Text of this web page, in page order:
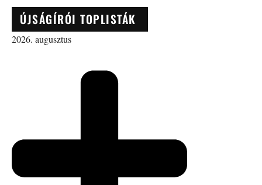
ÚJSÁGÍRÓI TOPLISTÁK
2026. augusztus